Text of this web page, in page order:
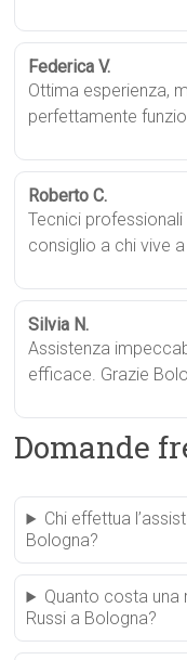
Federica V.
Ottima esperienza,
perfettamente
Roberto C.
Tecnici
consiglio a chi vive
Silvia N.
Assistenza
efficace. Grazie
Domande
Chi effettua
Bologna?
Quanto costa una
Russi a Bologna?